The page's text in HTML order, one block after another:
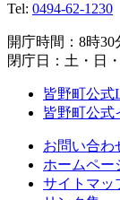
Tel: 0494-62-1230
開庁時間：8時30
閉庁日：土・日
皆野町公式
皆野町公式
お問い合わ
ホームペー
サイトマッ